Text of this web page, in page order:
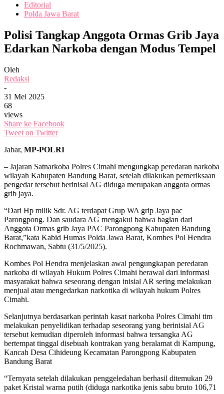
Editorial
Polda Jawa Barat
Polisi Tangkap Anggota Ormas Grib Jaya
Edarkan Narkoba dengan Modus Tempel
Oleh
Redaksi
-
31 Mei 2025
68
views
Share ke Facebook
Tweet on Twitter
Jabar, MP-POLRI
– Jajaran Satnarkoba Polres Cimahi mengungkap peredaran narkoba
wilayah Kabupaten Bandung Barat, setelah dilakukan pemeriksaan
pengedar tersebut berinisal AG diduga merupakan anggota ormas
grib jaya.
“Dari Hp milik Sdr. AG terdapat Grup WA grip Jaya pac
Parongpong. Dan saudara AG mengakui bahwa bagian dari
Anggota Ormas grib Jaya PAC Parongpong Kabupaten Bandung
Barat,”kata Kabid Humas Polda Jawa Barat, Kombes Pol Hendra
Rochmawan, Sabtu (31/5/2025).
Kombes Pol Hendra menjelaskan awal pengungkapan peredaran
narkoba di wilayah Hukum Polres Cimahi berawal dari informasi
masyarakat bahwa seseorang dengan inisial AR sering melakukan
menjual atau mengedarkan narkotika di wilayah hukum Polres
Cimahi.
Selanjutnya berdasarkan perintah kasat narkoba Polres Cimahi tim
melakukan penyelidikan terhadap seseorang yang berinisial AG
tersebut kemudian diperoleh informasi bahwa tersangka AG
bertempat tinggal disebuah kontrakan yang beralamat di Kampung,
Kancah Desa Cihideung Kecamatan Parongpong Kabupaten
Bandung Barat
“Ternyata setelah dilakukan penggeledahan berhasil ditemukan 29
paket Kristal warna putih (diduga narkotika jenis sabu bruto 106,71